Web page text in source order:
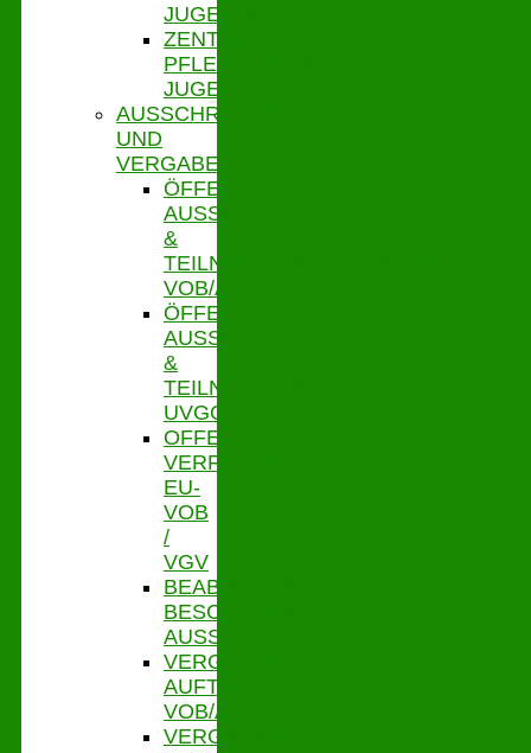
JUGENDLICHE
ZENTRALE
PFLEGESATZSTELLE
JUGENDHILFE
AUSSCHREIBUNGEN
UND
VERGABE
ÖFFENTLICHE
AUSSCHR.
&
TEILNAHMEWETTBEWERBE
VOB/A
ÖFFENTLICHE
AUSSCHR.
&
TEILNAHMEWETTBEWERBE
UVGO
OFFENE
VERFAHREN
EU-
VOB
/
VGV
BEABSICHTIGTE
BESCHRÄNKTE
AUSSCHR.
VERGEBENE
AUFTRÄGE
VOB/A
VERGEBENE